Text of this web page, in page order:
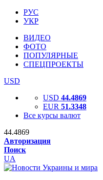
РУС
УКР
ВИДЕО
ФОТО
ПОПУЛЯРНЫЕ
СПЕЦПРОЕКТЫ
USD
USD 44.4869
EUR 51.3348
Все курсы валют
44.4869
Авторизация
Поиск
UA